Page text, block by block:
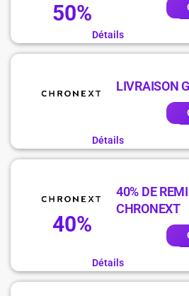
50%
Détails
LIVRAISON
Détails
40%
40% DE
CHRONEXT
Détails